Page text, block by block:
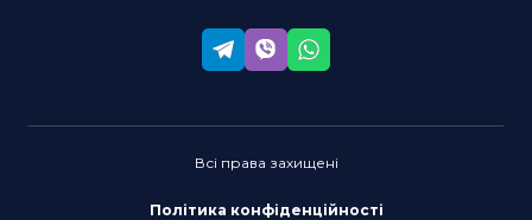
Всі права захищені
Політика конфіденційності